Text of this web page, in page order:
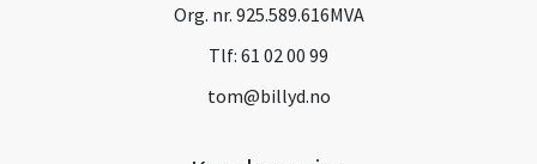
Org. nr. 925.589.616MVA
Tlf: 61 02 00 99
tom@billyd.no